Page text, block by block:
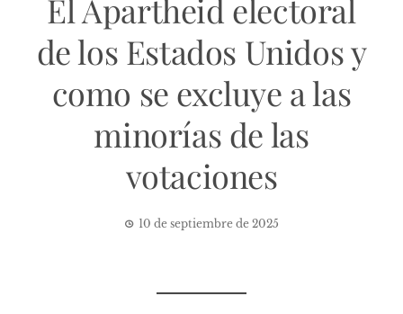
El Apartheid electoral
de los Estados Unidos y
como se excluye a las
minorías de las
votaciones
10 de septiembre de 2025